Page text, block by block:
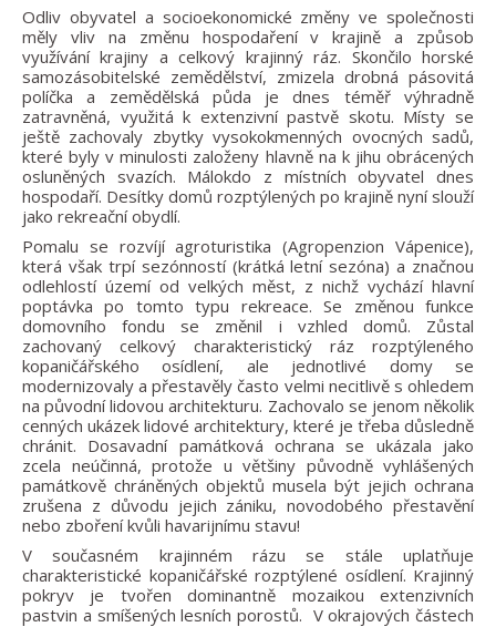
Odliv obyvatel a socioekonomické změny ve společnosti
měly vliv na změnu hospodaření v krajině a způsob
využívání krajiny a celkový krajinný ráz. Skončilo horské
samozásobitelské zemědělství, zmizela drobná pásovitá
políčka a zemědělská půda je dnes téměř výhradně
zatravněná, využitá k extenzivní pastvě skotu. Místy se
ještě zachovaly zbytky vysokokmenných ovocných sadů,
které byly v minulosti založeny hlavně na k jihu obrácených
osluněných svazích. Málokdo z místních obyvatel dnes
hospodaří. Desítky domů rozptýlených po krajině nyní slouží
jako rekreační obydlí.
Pomalu se rozvíjí agroturistika (Agropenzion Vápenice),
která však trpí sezónností (krátká letní sezóna) a značnou
odlehlostí území od velkých měst, z nichž vychází hlavní
poptávka po tomto typu rekreace. Se změnou funkce
domovního fondu se změnil i vzhled domů. Zůstal
zachovaný celkový charakteristický ráz rozptýleného
kopaničářského osídlení, ale jednotlivé domy se
modernizovaly a přestavěly často velmi necitlivě s ohledem
na původní lidovou architekturu. Zachovalo se jenom několik
cenných ukázek lidové architektury, které je třeba důsledně
chránit. Dosavadní památková ochrana se ukázala jako
zcela neúčinná, protože u většiny původně vyhlášených
památkově chráněných objektů musela být jejich ochrana
zrušena z důvodu jejich zániku, novodobého přestavění
nebo zboření kvůli havarijnímu stavu!
V současném krajinném rázu se stále uplatňuje
charakteristické kopaničářské rozptýlené osídlení. Krajinný
pokryv je tvořen dominantně mozaikou extenzivních
pastvin a smíšených lesních porostů. V okrajových částech